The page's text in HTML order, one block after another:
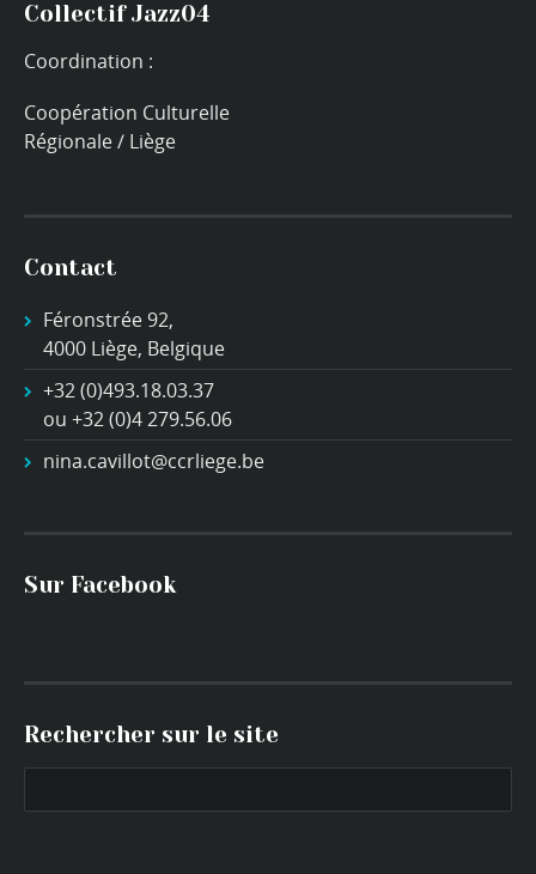
Collectif Jazz04
Coordination :
Coopération Culturelle
Régionale / Liège
Contact
Féronstrée 92,
4000 Liège, Belgique
+32 (0)493.18.03.37
ou +32 (0)4 279.56.06
nina.cavillot@ccrliege.be
Sur Facebook
Rechercher sur le site